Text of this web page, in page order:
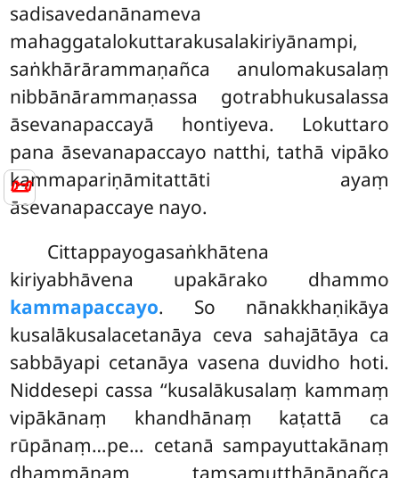
📜
sadisavedanānameva
mahaggatalokuttarakusalakiriyānampi,
saṅkhārārammaṇañca anulomakusalaṃ
nibbānārammaṇassa gotrabhukusalassa
āsevanapaccayā hontiyeva. Lokuttaro
pana āsevanapaccayo natthi, tathā vipāko
kammapariṇāmitattāti ayaṃ
āsevanapaccaye nayo.
Cittappayogasaṅkhātena
kiriyabhāvena upakārako dhammo
kammapaccayo. So nānakkhaṇikāya
kusalākusalacetanāya ceva sahajātāya ca
sabbāyapi cetanāya vasena duvidho hoti.
Niddesepi cassa ‘‘kusalākusalaṃ kammaṃ
vipākānaṃ khandhānaṃ kaṭattā ca
rūpānaṃ…pe… cetanā sampayuttakānaṃ
dhammānaṃ taṃsamuṭṭhānānañca